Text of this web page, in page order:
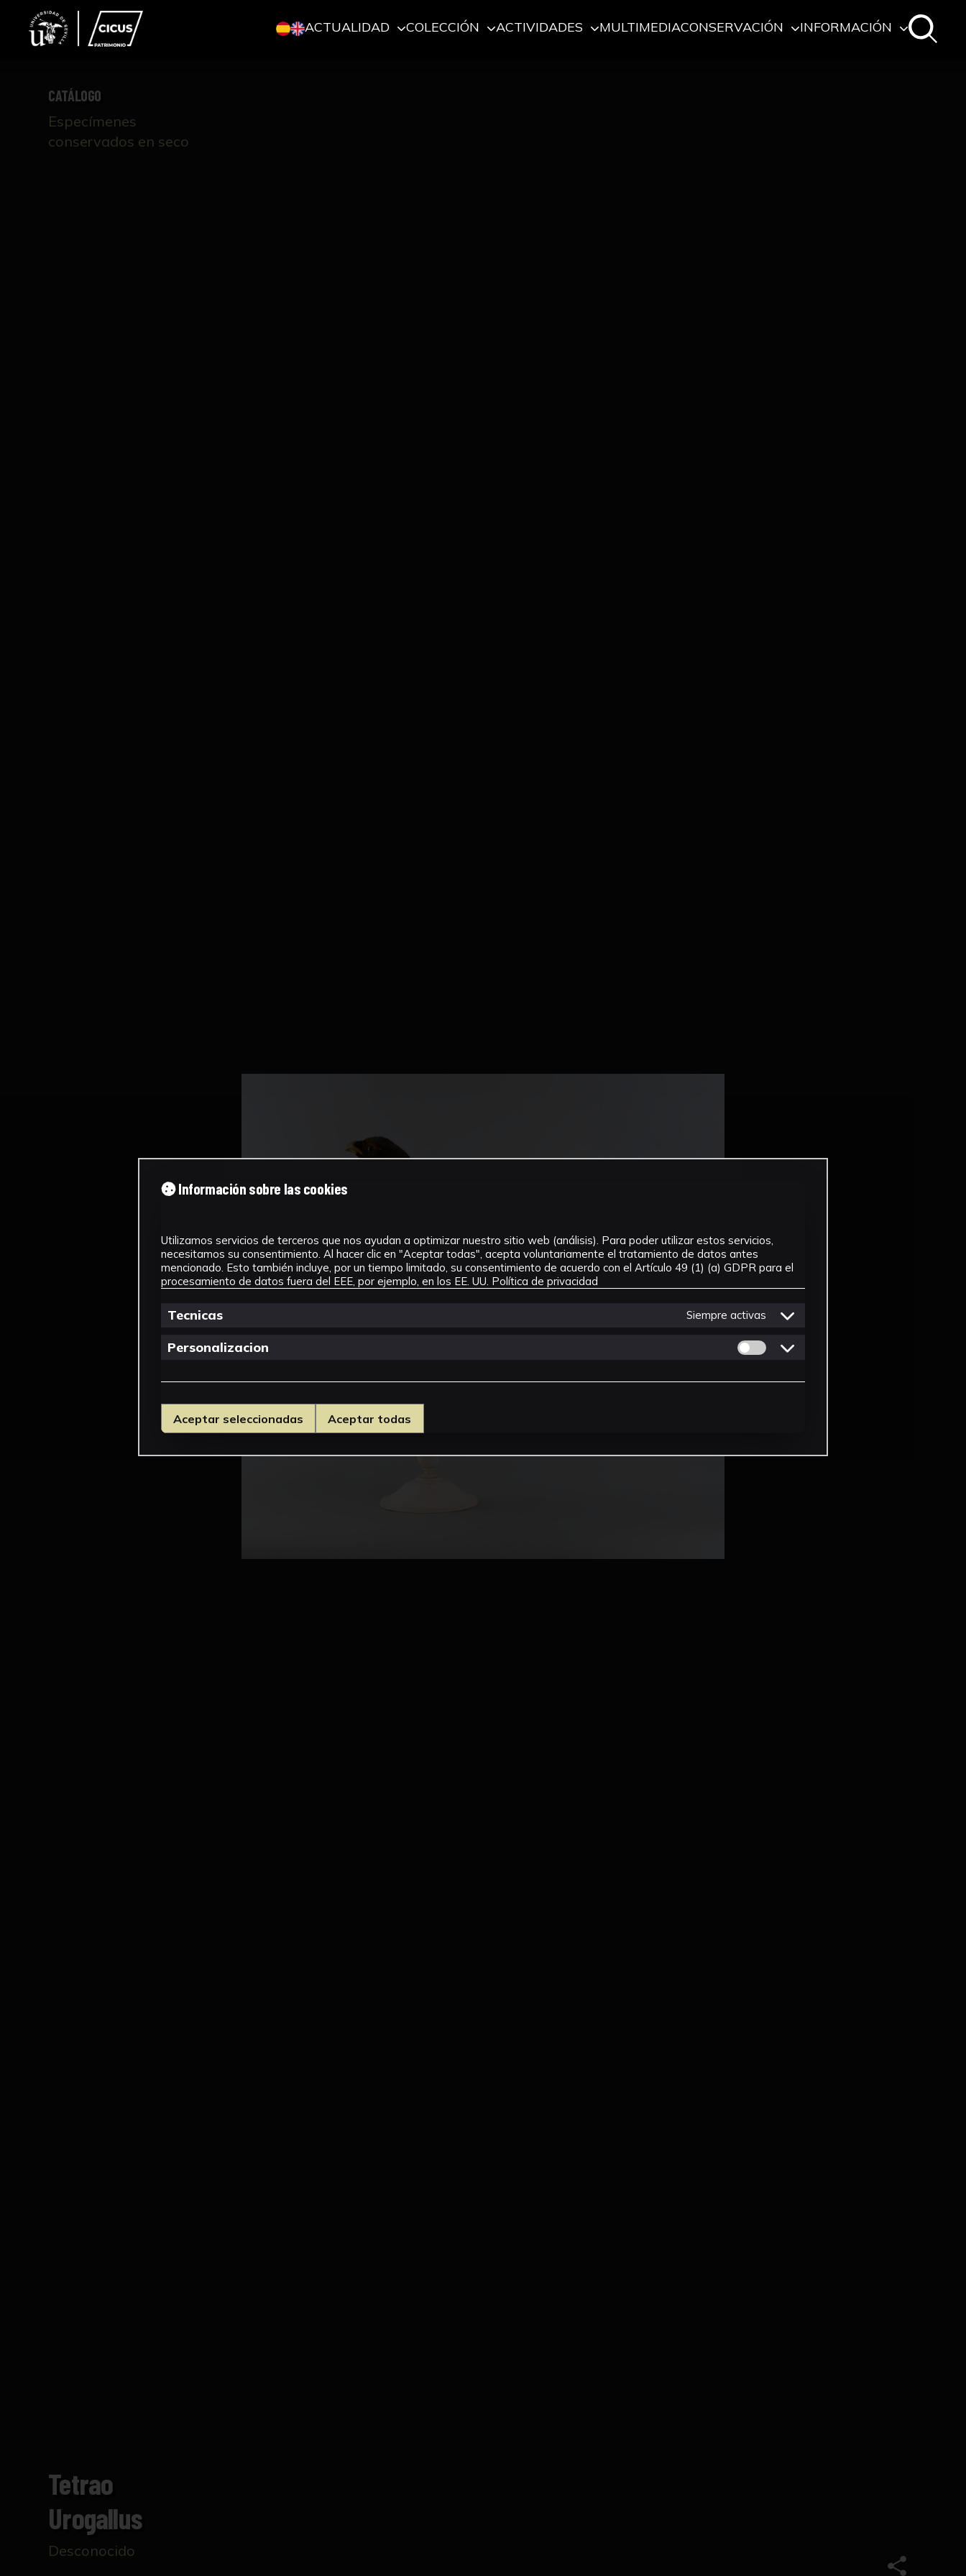
ACTUALIDAD COLECCIÓN ACTIVIDADES MULTIMEDIACONSERVACIÓN INFORMACIÓN
CATÁLOGO
Especímenes
conservados en seco
Tetrao
Urogallus
Desconocido
Información sobre las cookies
Utilizamos servicios de terceros que nos ayudan a optimizar nuestro sitio web (análisis). Para poder utilizar estos servicios,
necesitamos su consentimiento. Al hacer clic en "Aceptar todas", acepta voluntariamente el tratamiento de datos antes
mencionado. Esto también incluye, por un tiempo limitado, su consentimiento de acuerdo con el Artículo 49 (1) (a) GDPR para el
procesamiento de datos fuera del EEE, por ejemplo, en los EE. UU. Política de privacidad
Tecnicas Siempre activas
Personalizacion Permitir cookies de Personalizacion
Aceptar seleccionadas Aceptar todas